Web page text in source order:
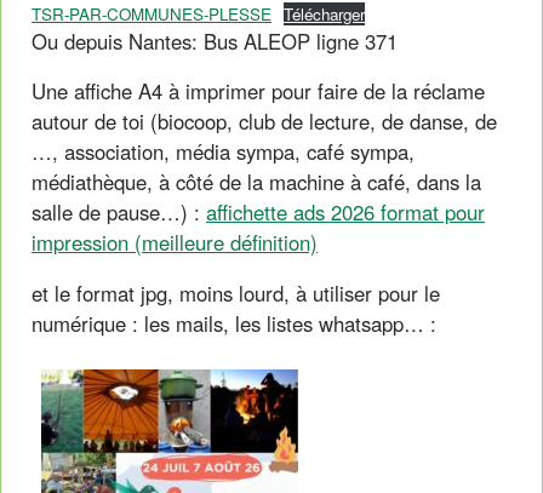
TSR-PAR-COMMUNES-PLESSE Télécharger
Ou depuis Nantes: Bus ALEOP ligne 371
Une affiche A4 à imprimer pour faire de la réclame
autour de toi (biocoop, club de lecture, de danse, de
…, association, média sympa, café sympa,
médiathèque, à côté de la machine à café, dans la
salle de pause…) : affichette ads 2026 format pour
impression (meilleure définition)
et le format jpg, moins lourd, à utiliser pour le
numérique : les mails, les listes whatsapp… :